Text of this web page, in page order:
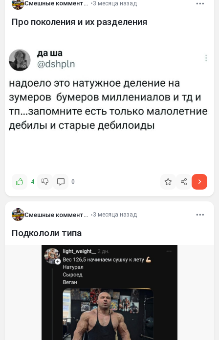
Смешные комментария •3 месяца назад
Про поколения и их разделения
4 0
Смешные комментария •3 месяца назад
Подкололи типа